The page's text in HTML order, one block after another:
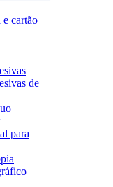
e cartão
de
para